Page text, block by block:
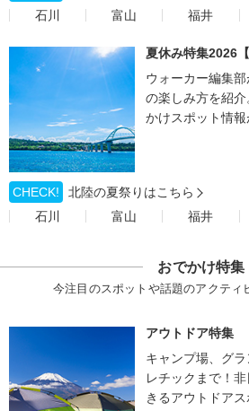
石川
富山 福井
夏休み特集2026【
ウォーカー編集
の楽しみ方を紹
かけスポット情報
CHECK!
北陸の夏祭りはこちら
石川
富山 福井
おでかけ特集
今注目のスポットや話題のアクティ
アウトドア特集
キャンプ場、グ
レチックまで！
きるアウトドア